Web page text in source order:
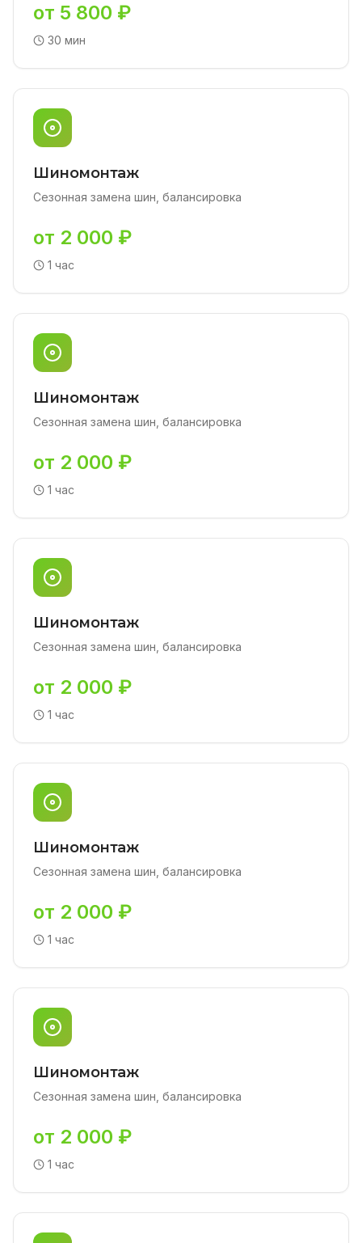
от 5 800 ₽
30 мин
Шиномонтаж
Сезонная замена шин, балансировка
от 2 000 ₽
1 час
Шиномонтаж
Сезонная замена шин, балансировка
от 2 000 ₽
1 час
Шиномонтаж
Сезонная замена шин, балансировка
от 2 000 ₽
1 час
Шиномонтаж
Сезонная замена шин, балансировка
от 2 000 ₽
1 час
Шиномонтаж
Сезонная замена шин, балансировка
от 2 000 ₽
1 час